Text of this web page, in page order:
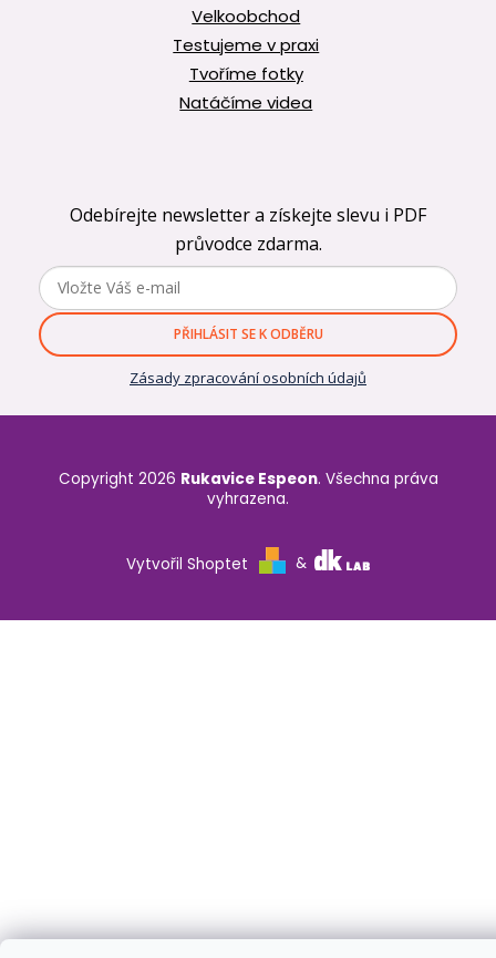
Velkoobchod
Testujeme v praxi
Tvoříme fotky
Natáčíme videa
Odebírejte newsletter a získejte slevu i PDF
průvodce zdarma.
PŘIHLÁSIT SE K ODBĚRU
Zásady zpracování osobních údajů
Vytvořil Shoptet &
Copyright 2026 Rukavice Espeon. Všechna práva
vyhrazena.